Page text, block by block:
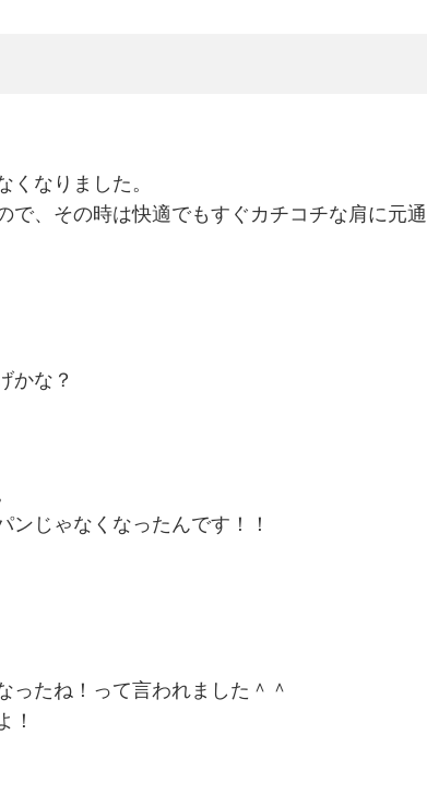
なりました。
で、その時は快適でもすぐカチコチな肩に元通
かな？
じゃなくなったんです！！
ったね！って言われました＾＾
！